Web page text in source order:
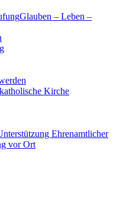
Glauben – Leben –
Kirche
Ehrenamtlicher
vor Ort